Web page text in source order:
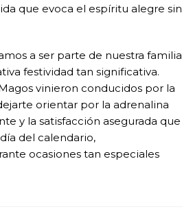
que evoca el espíritu alegre sin
a ser parte de nuestra familia
festividad tan significativa.
vinieron conducidos por la
orientar por la adrenalina
y la satisfacción asegurada que
del calendario,
ocasiones tan especiales